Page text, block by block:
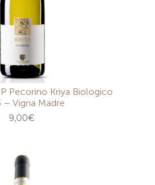
Pecorino Kriya Biologico
– Vigna Madre
9,00€